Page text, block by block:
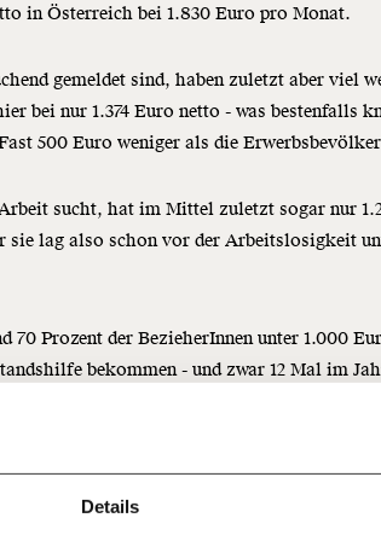
Details
Immer
dem
unseren
E-Mail-
so
in Österreich bei 1.830 Euro pro Monat.
gemeldet sind, haben zuletzt aber viel
bei nur 1.374 Euro netto - was bestenfalls
500 Euro weniger als die
sucht, hat im Mittel zuletzt sogar nur
sie lag also schon vor der Arbeitslosigkeit
70 Prozent der BezieherInnen unter 1.000
bekommen - und zwar 12 Mal im